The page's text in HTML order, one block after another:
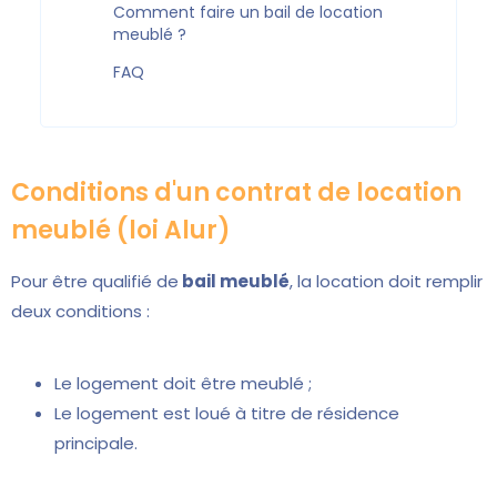
Comment faire un bail de location
meublé ?
FAQ
Conditions d'un contrat de location
meublé (loi Alur)
Pour être qualifié de bail meublé, la location doit remplir
deux conditions :
Le logement doit être meublé ;
Le logement est loué à titre de résidence
principale.